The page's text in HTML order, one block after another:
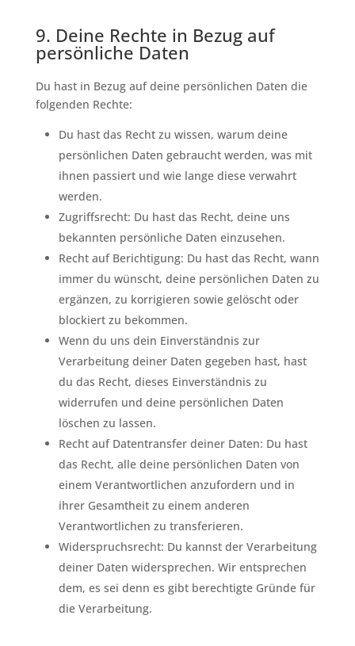
9. Deine Rechte in Bezug auf
persönliche Daten
Du hast in Bezug auf deine persönlichen Daten die
folgenden Rechte:
Du hast das Recht zu wissen, warum deine
persönlichen Daten gebraucht werden, was mit
ihnen passiert und wie lange diese verwahrt
werden.
Zugriffsrecht: Du hast das Recht, deine uns
bekannten persönliche Daten einzusehen.
Recht auf Berichtigung: Du hast das Recht, wann
immer du wünscht, deine persönlichen Daten zu
ergänzen, zu korrigieren sowie gelöscht oder
blockiert zu bekommen.
Wenn du uns dein Einverständnis zur
Verarbeitung deiner Daten gegeben hast, hast
du das Recht, dieses Einverständnis zu
widerrufen und deine persönlichen Daten
löschen zu lassen.
Recht auf Datentransfer deiner Daten: Du hast
das Recht, alle deine persönlichen Daten von
einem Verantwortlichen anzufordern und in
ihrer Gesamtheit zu einem anderen
Verantwortlichen zu transferieren.
Widerspruchsrecht: Du kannst der Verarbeitung
deiner Daten widersprechen. Wir entsprechen
dem, es sei denn es gibt berechtigte Gründe für
die Verarbeitung.